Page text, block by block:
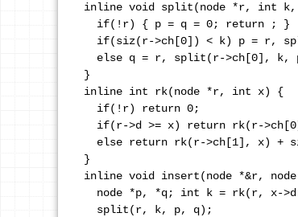
inline void split(node *r, int k,
  if(!r) { p = q = 0; return ; }
if(siz(r->ch[0]) < k) p = r,
else q = r, split(r->ch[0], k,
}
inline int rk(node *r, int x) {
  if(!r) return 0;
if(r->d >= x) return rk(r-
else return rk(r->ch[1], x) +
}
inline void insert(node *&r,
node *p, *q; int k = rk(r, x-
  split(r, k, p, q);